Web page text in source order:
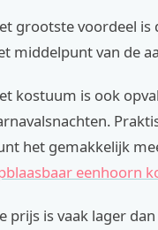
grootste voordeel is
middelpunt van de
kostuum is ook
het gemakkelijk
eenhoorn
prijs is vaak lager